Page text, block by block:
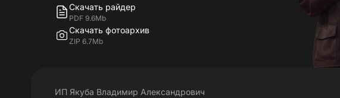
Скачать райдер
PDF 9.6Mb
Скачать фотоархив
ZIP 6.7Mb
ИП Якуба Владимир Александрович